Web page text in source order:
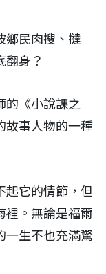
鄉民肉搜、撻
翻身？
的《小說課之
故事人物的一種
起它的情節，但
裡。無論是福爾
一生不也充滿驚